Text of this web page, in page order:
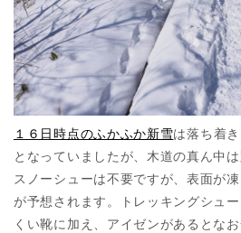
１６日時点のふかふか新雪は落ち着
となっていましたが、木道の真ん中
スノーシューは不要ですが、表面が
が予想されます。トレッキングシュ
くい靴に加え、アイゼンがあるとなお